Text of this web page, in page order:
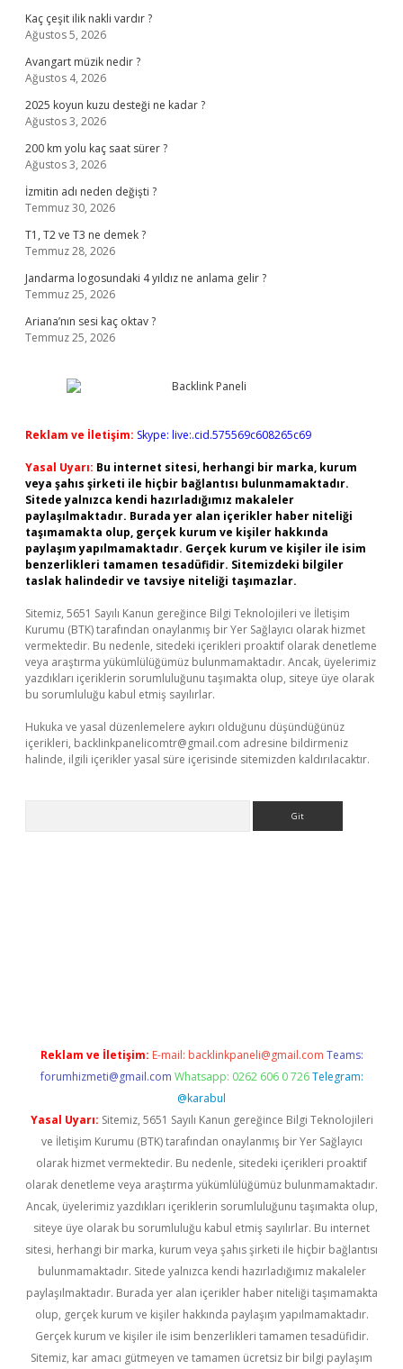
Kaç çeşit ilik nakli vardır ?
Ağustos 5, 2026
Avangart müzik nedir ?
Ağustos 4, 2026
2025 koyun kuzu desteği ne kadar ?
Ağustos 3, 2026
200 km yolu kaç saat sürer ?
Ağustos 3, 2026
İzmitin adı neden değişti ?
Temmuz 30, 2026
T1, T2 ve T3 ne demek ?
Temmuz 28, 2026
Jandarma logosundaki 4 yıldız ne anlama gelir ?
Temmuz 25, 2026
Ariana’nın sesi kaç oktav ?
Temmuz 25, 2026
Reklam ve İletişim: Skype: live:.cid.575569c608265c69
Yasal Uyarı: Bu internet sitesi, herhangi bir marka, kurum
veya şahıs şirketi ile hiçbir bağlantısı bulunmamaktadır.
Sitede yalnızca kendi hazırladığımız makaleler
paylaşılmaktadır. Burada yer alan içerikler haber niteliği
taşımamakta olup, gerçek kurum ve kişiler hakkında
paylaşım yapılmamaktadır. Gerçek kurum ve kişiler ile isim
benzerlikleri tamamen tesadüfidir. Sitemizdeki bilgiler
taslak halindedir ve tavsiye niteliği taşımazlar.
Sitemiz, 5651 Sayılı Kanun gereğince Bilgi Teknolojileri ve İletişim
Kurumu (BTK) tarafından onaylanmış bir Yer Sağlayıcı olarak hizmet
vermektedir. Bu nedenle, sitedeki içerikleri proaktif olarak denetleme
veya araştırma yükümlülüğümüz bulunmamaktadır. Ancak, üyelerimiz
yazdıkları içeriklerin sorumluluğunu taşımakta olup, siteye üye olarak
bu sorumluluğu kabul etmiş sayılırlar.
Hukuka ve yasal düzenlemelere aykırı olduğunu düşündüğünüz
içerikleri, backlinkpanelicomtr@gmail.com adresine bildirmeniz
halinde, ilgili içerikler yasal süre içerisinde sitemizden kaldırılacaktır.
Reklam ve İletişim: E-mail: backlinkpaneli@gmail.com Teams:
forumhizmeti@gmail.com Whatsapp: 0262 606 0 726 Telegram:
@karabul
Yasal Uyarı: Sitemiz, 5651 Sayılı Kanun gereğince Bilgi Teknolojileri
ve İletişim Kurumu (BTK) tarafından onaylanmış bir Yer Sağlayıcı
olarak hizmet vermektedir. Bu nedenle, sitedeki içerikleri proaktif
olarak denetleme veya araştırma yükümlülüğümüz bulunmamaktadır.
Ancak, üyelerimiz yazdıkları içeriklerin sorumluluğunu taşımakta olup,
siteye üye olarak bu sorumluluğu kabul etmiş sayılırlar. Bu internet
sitesi, herhangi bir marka, kurum veya şahıs şirketi ile hiçbir bağlantısı
bulunmamaktadır. Sitede yalnızca kendi hazırladığımız makaleler
paylaşılmaktadır. Burada yer alan içerikler haber niteliği taşımamakta
olup, gerçek kurum ve kişiler hakkında paylaşım yapılmamaktadır.
Gerçek kurum ve kişiler ile isim benzerlikleri tamamen tesadüfidir.
Sitemiz, kar amacı gütmeyen ve tamamen ücretsiz bir bilgi paylaşım